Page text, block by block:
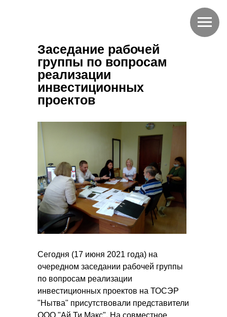
Заседание рабочей
группы по вопросам
реализации
инвестиционных
проектов
Сегодня (17 июня 2021 года) на
очередном заседании рабочей группы
по вопросам реализации
инвестиционных проектов на ТОСЭР
"Нытва" присутствовали представители
ООО "Ай Ти Макс". На совместное